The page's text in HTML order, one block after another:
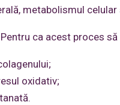
metabolismul
ca acest proces
oxidativ;